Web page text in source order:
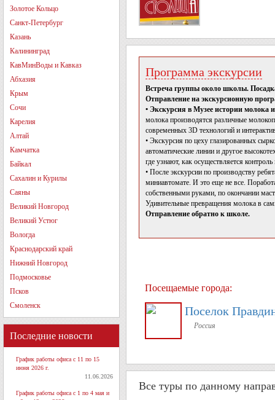
Золотое Кольцо
Санкт-Петербург
Казань
Калининград
КавМинВоды и Кавказ
Абхазия
Крым
Сочи
Карелия
Алтай
Камчатка
Байкал
Сахалин и Курилы
Саяны
Великий Новгород
Великий Устюг
Вологда
Краснодарский край
Нижний Новгород
Подмосковье
Псков
Смоленск
Последние новости
График работы офиса с 11 по 15
июня 2026 г.
11.06.2026
График работы офиса с 1 по 4 мая и
Программа экскурсии
Встреча группы около школы.
Отправление на экскурсионную
• Экскурсия в Музее истории молока
молока производятся различные
современных 3D технологий и
• Экскурсия по цеху глазированных
автоматические линии и другое
где узнают, как осуществляется
• После экскурсии по производству
миниавтомате. И это еще не все.
собственными руками, по окончании
Удивительные превращения молока в
Отправление обратно к школе.
Посещаемые города:
Поселок
Россия
Все туры по данному